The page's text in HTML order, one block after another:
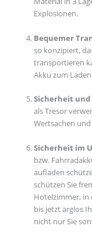
Explosionen.
Bequemer
so konzipiert,
transportieren
Akku zum
Sicherheit und
als Tresor
Wertsachen
Sicherheit im
bzw.
aufladen
schützen Sie
Hotelzimmer, in
bis jetzt arglos
nicht nur Sie